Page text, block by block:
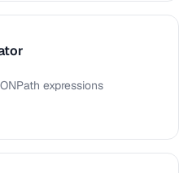
expressions